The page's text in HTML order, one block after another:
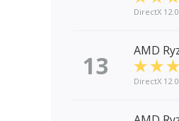
DirectX 12.0
13 AMD
DirectX 12.0